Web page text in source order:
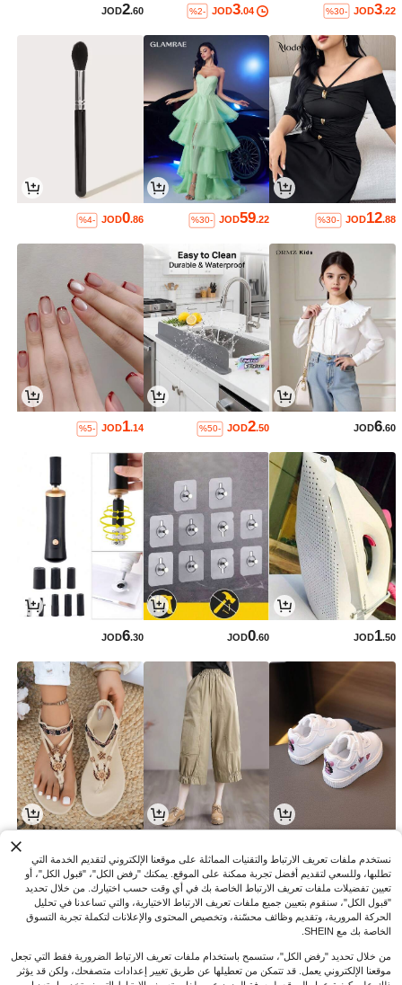
JOD3.22
%30-
JOD3.04
%2-
JOD2.60
JOD12.88
%30-
JOD59.22
%30-
JOD0.86
%4-
JOD6.60
JOD2.50
%50-
JOD1.14
%5-
JOD1.50
JOD0.60
JOD6.30
نستخدم ملفات تعريف الارتباط والتقنيات المماثلة على موقعنا الإلكتروني لتقديم الخدمة التي
تطلبها، وللسعي لتقديم أفضل تجربة ممكنة على الموقع. يمكنك "رفض الكل"، "قبول الكل"، أو
تعيين تفضيلات ملفات تعريف الارتباط الخاصة بك في أي وقت حسب اختيارك. من خلال تحديد
"قبول الكل"، سنقوم بتعيين جميع ملفات تعريف الارتباط الاختيارية، والتي تساعدنا في تحليل
الحركة المرورية، وتقديم وظائف محسّنة، وتخصيص المحتوى والإعلانات لتكملة تجربة التسوق
الخاصة بك مع SHEIN.
من خلال تحديد "رفض الكل"، ستسمح باستخدام ملفات تعريف الارتباط الضرورية فقط التي تجعل
موقعنا الإلكتروني يعمل. قد تتمكن من تعطيلها عن طريق تغيير إعدادات متصفحك، ولكن قد يؤثر